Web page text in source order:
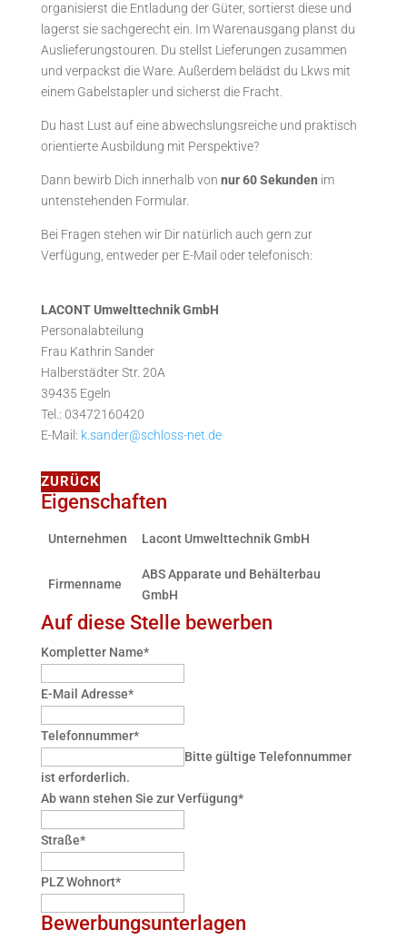
organisierst die Entladung der Güter, sortierst diese und
lagerst sie sachgerecht ein. Im Warenausgang planst du
Auslieferungstouren. Du stellst Lieferungen zusammen
und verpackst die Ware. Außerdem belädst du Lkws mit
einem Gabelstapler und sicherst die Fracht.
Du hast Lust auf eine abwechslungsreiche und praktisch
orientierte Ausbildung mit Perspektive?
Dann bewirb Dich innerhalb von nur 60 Sekunden im
untenstehenden Formular.
Bei Fragen stehen wir Dir natürlich auch gern zur
Verfügung, entweder per E-Mail oder telefonisch:
LACONT Umwelttechnik GmbH
Personalabteilung
Frau Kathrin Sander
Halberstädter Str. 20A
39435 Egeln
Tel.: 03472160420
E-Mail: k.sander@schloss-net.de
ZURÜCK
Eigenschaften
Unternehmen Lacont Umwelttechnik GmbH
Firmenname
ABS Apparate und Behälterbau
GmbH
Auf diese Stelle bewerben
Kompletter Name*
E-Mail Adresse*
Telefonnummer*
Bitte gültige Telefonnummer
ist erforderlich.
Ab wann stehen Sie zur Verfügung*
Straße*
PLZ Wohnort*
Bewerbungsunterlagen